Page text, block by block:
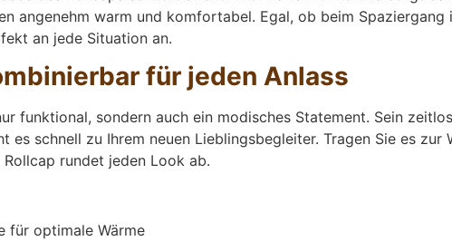
angenehm warm und komfortabel. Egal, ob beim
an jede Situation an.
für jeden Anlass
funktional, sondern auch ein modisches Statement. Sein
es schnell zu Ihrem neuen Lieblingsbegleiter. Tragen Sie es
rundet jeden Look ab.
für optimale Wärme